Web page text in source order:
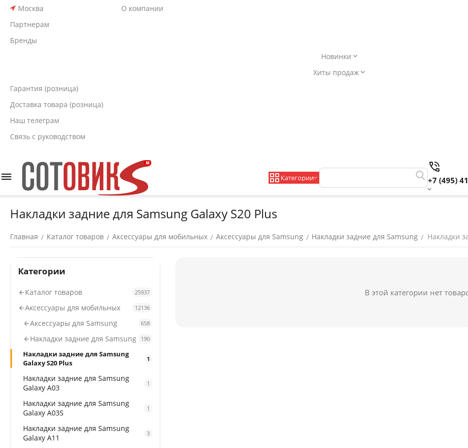
Москва
О компании
Партнерам
Бренды
Новинки
Хиты продаж
Гарантия (розница)
Доставка товара (розница)
Наш телеграм
Связь с руководством
Категории +7 (495)
Накладки задние для Samsung Galaxy S20 Plus
Главная / Каталог товаров / Аксессуары для мобильных / Аксессуары для Samsung / Накладки задние для Samsung / Накладки
В этой категории нет
Категории
Каталог товаров 25937
Аксессуары для мобильных 12136
Аксессуары для Samsung 658
Накладки задние для Samsung 190
Накладки задние для Samsung
Galaxy S20 Plus
1
Накладки задние для Samsung
Galaxy A03
1
Накладки задние для Samsung
Galaxy A03S
1
Накладки задние для Samsung
Galaxy A11
3